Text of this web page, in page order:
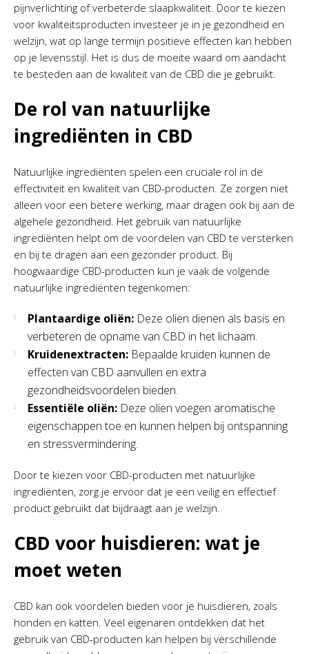
pijnverlichting of verbeterde slaapkwaliteit. Door te kiezen
voor kwaliteitsproducten investeer je in je gezondheid en
welzijn, wat op lange termijn positieve effecten kan hebben
op je levensstijl. Het is dus de moeite waard om aandacht
te besteden aan de kwaliteit van de CBD die je gebruikt.
De rol van natuurlijke
ingrediënten in CBD
Natuurlijke ingrediënten spelen een cruciale rol in de
effectiviteit en kwaliteit van CBD-producten. Ze zorgen niet
alleen voor een betere werking, maar dragen ook bij aan de
algehele gezondheid. Het gebruik van natuurlijke
ingrediënten helpt om de voordelen van CBD te versterken
en bij te dragen aan een gezonder product. Bij
hoogwaardige CBD-producten kun je vaak de volgende
natuurlijke ingrediënten tegenkomen:
Plantaardige oliën: Deze oliën dienen als basis en
verbeteren de opname van CBD in het lichaam.
Kruidenextracten: Bepaalde kruiden kunnen de
effecten van CBD aanvullen en extra
gezondheidsvoordelen bieden.
Essentiële oliën: Deze oliën voegen aromatische
eigenschappen toe en kunnen helpen bij ontspanning
en stressvermindering.
Door te kiezen voor CBD-producten met natuurlijke
ingrediënten, zorg je ervoor dat je een veilig en effectief
product gebruikt dat bijdraagt aan je welzijn.
CBD voor huisdieren: wat je
moet weten
CBD kan ook voordelen bieden voor je huisdieren, zoals
honden en katten. Veel eigenaren ontdekken dat het
gebruik van CBD-producten kan helpen bij verschillende